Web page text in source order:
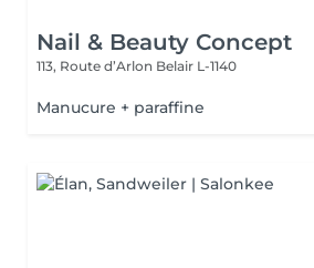
Nail & Beauty Concept
113, Route d’Arlon Belair L-1140
Manucure + paraffine